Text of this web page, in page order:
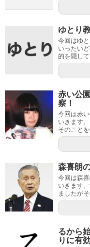
ゆとり
今回はゆ
いったい
的を隠し
赤い公
察！
今回は赤
いきます
そのこと
森喜朗
今回は森
いきます
ましたが
るから
りに有